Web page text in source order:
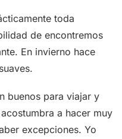
toda
de encontremos
En invierno hace
buenos para viajar y
a hacer muy
excepciones. Yo